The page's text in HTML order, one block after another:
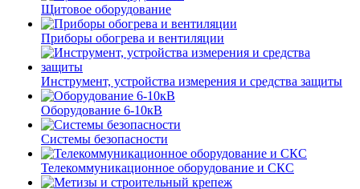
Щитовое оборудование
Приборы обогрева и вентиляции
Инструмент, устройства измерения и средства защиты
Оборудование 6-10кВ
Системы безопасности
Телекоммуникационное оборудование и СКС